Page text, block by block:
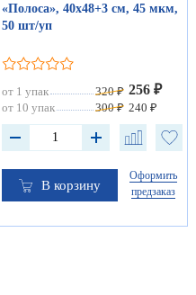
«Полоса», 40х48+3 см, 45 мкм,
50 шт/уп
от 1 упак 320 ₽ 256 ₽
от 10 упак 300 ₽ 240 ₽
В корзину
Оформить
предзаказ